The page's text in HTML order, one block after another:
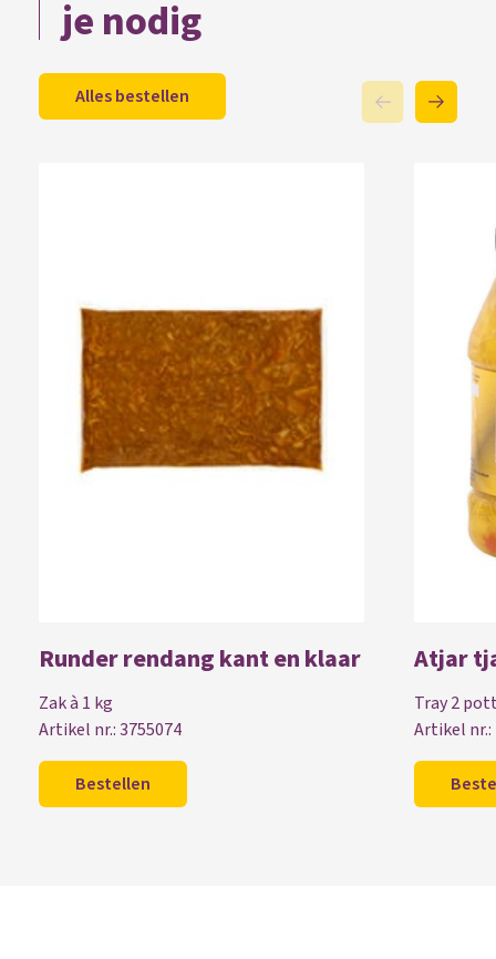
je nodig
Alles bestellen
Runder rendang kant en klaar
Zak à 1 kg
Artikel nr.: 3755074
Bestellen
Atjar
Tray 2
Artikel nr.: